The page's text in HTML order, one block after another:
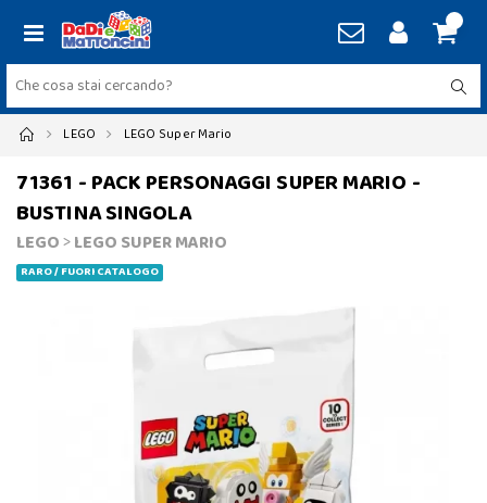
LEGO LEGO Super Mario
71361 - PACK PERSONAGGI SUPER MARIO -
BUSTINA SINGOLA
LEGO>LEGO SUPER MARIO
RARO / FUORI CATALOGO